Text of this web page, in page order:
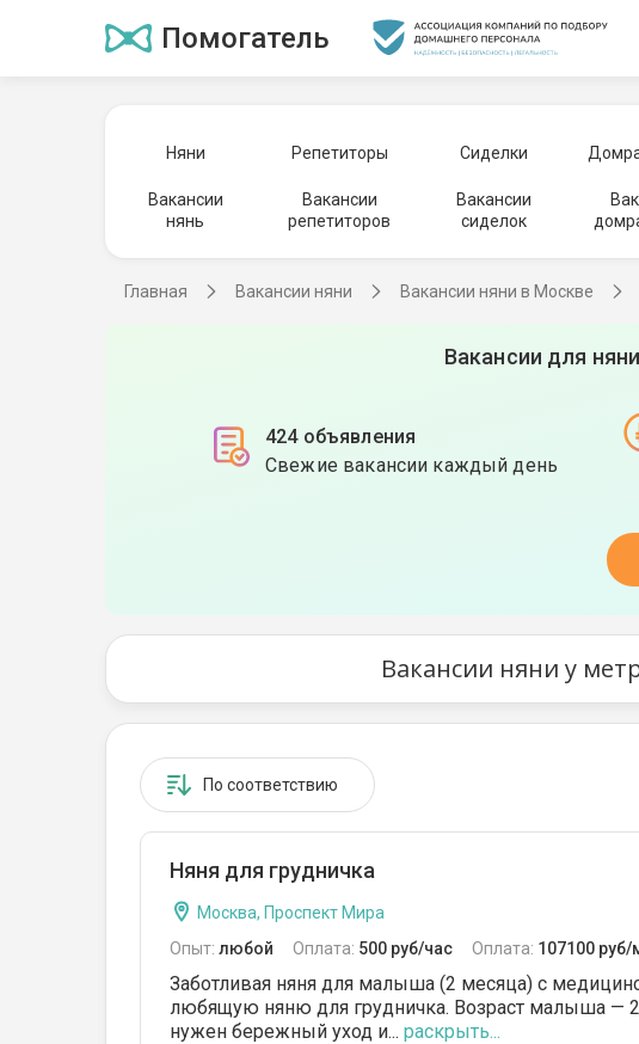
Помогатель
Няни Репетиторы Сиделки
Вакансии
нянь
Вакансии
репетиторов
Вакансии
сиделок
Главная Вакансии няни Вакансии няни в Москве
Вакансии для
424 объявления
Свежие вакансии каждый день
Вакансии няни у
По соответствию
Няня для грудничка
Москва, Проспект Мира
Опыт: любой Оплата: 500 руб/час Оплата: 107100 руб/
Заботливая няня для малыша (2 месяца) с
любящую няню для грудничка. Возраст малыша —
нужен бережный уход и... раскрыть...